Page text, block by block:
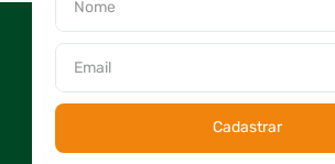
Cadastrar